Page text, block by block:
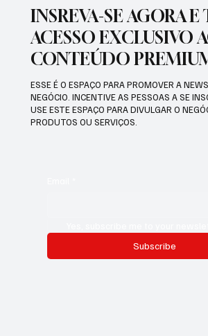
INSREVA-SE AGORA E
ACESSO EXCLUSIVO
CONTEÚDO
ESSE É O ESPAÇO PARA PROMOVER A
NEGÓCIO. INCENTIVE AS PESSOAS A SE
USE ESTE ESPAÇO PARA DIVULGAR O
PRODUTOS OU SERVIÇOS.
Subscribe